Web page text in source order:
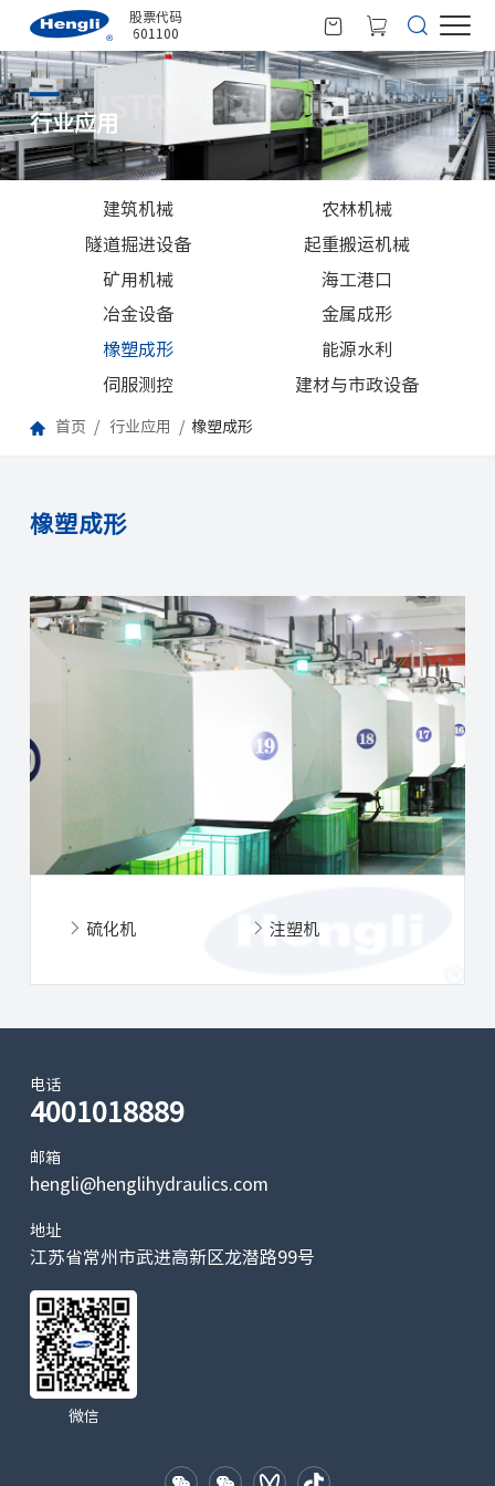
股票代码
601100
INDUSTRY APPLICATIONS
行业应用
建筑机械
农林机械
隧道掘进设备
起重搬运机械
矿用机械
海工港口
冶金设备
金属成形
橡塑成形
能源水利
伺服测控
建材与市政设备
首页 行业应用 橡塑成形
橡塑成形
硫化机 注塑机
电话
4001018889
邮箱
hengli@henglihydraulics.com
地址
江苏省常州市武进高新区龙潜路99号
微信